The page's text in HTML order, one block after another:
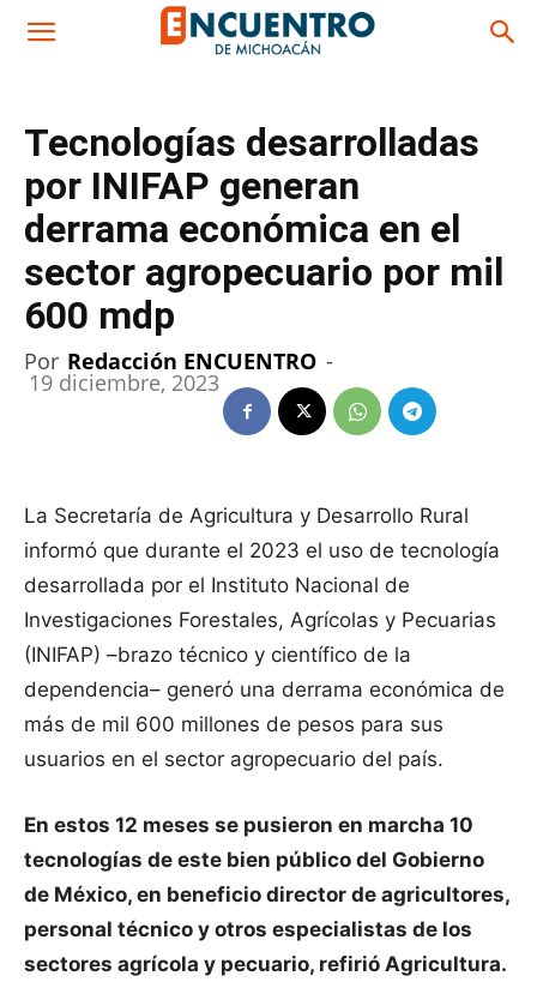
Tecnologías desarrolladas
por INIFAP generan
derrama económica en el
sector agropecuario por mil
600 mdp
Por Redacción ENCUENTRO -
19 diciembre, 2023
La Secretaría de Agricultura y Desarrollo Rural
informó que durante el 2023 el uso de tecnología
desarrollada por el Instituto Nacional de
Investigaciones Forestales, Agrícolas y Pecuarias
(INIFAP) –brazo técnico y científico de la
dependencia– generó una derrama económica de
más de mil 600 millones de pesos para sus
usuarios en el sector agropecuario del país.
En estos 12 meses se pusieron en marcha 10
tecnologías de este bien público del Gobierno
de México, en beneficio director de agricultores,
personal técnico y otros especialistas de los
sectores agrícola y pecuario, refirió Agricultura.